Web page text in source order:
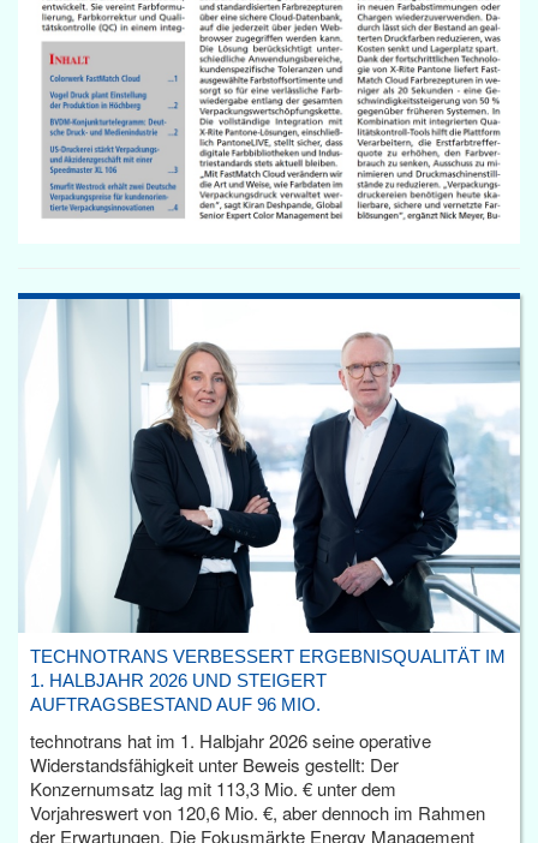
TECHNOTRANS VERBESSERT ERGEBNISQUALITÄT IM
1. HALBJAHR 2026 UND STEIGERT
AUFTRAGSBESTAND AUF 96 MIO.
technotrans hat im 1. Halbjahr 2026 seine operative
Widerstandsfähigkeit unter Beweis gestellt: Der
Konzernumsatz lag mit 113,3 Mio. € unter dem
Vorjahreswert von 120,6 Mio. €, aber dennoch im Rahmen
der Erwartungen. Die Fokusmärkte Energy Management